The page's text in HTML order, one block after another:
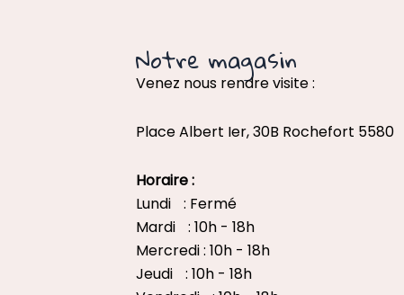
Notre magasin
Venez nous rendre visite :
Place Albert Ier, 30B Rochefort 5580
Horaire :
Lundi : Fermé
Mardi : 10h - 18h
Mercredi : 10h - 18h
Jeudi : 10h - 18h